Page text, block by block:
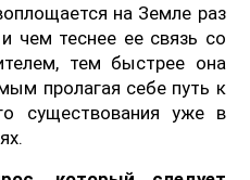
на Земле раз
чем теснее ее связь со
тем быстрее она
пролагая себе путь к
существования уже в